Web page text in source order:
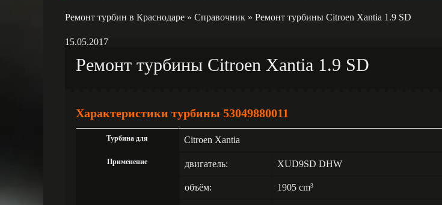
Ремонт турбин в Краснодаре » Справочник » Ремонт турбины Citroen Xantia 1.9 SD
15.05.2017
Ремонт турбины Citroen Xantia 1.9 SD
Характеристики турбины 53049880011
Турбина для Citroen Xantia
Применение двигатель: XUD9SD DHW
объём: 1905 cm3